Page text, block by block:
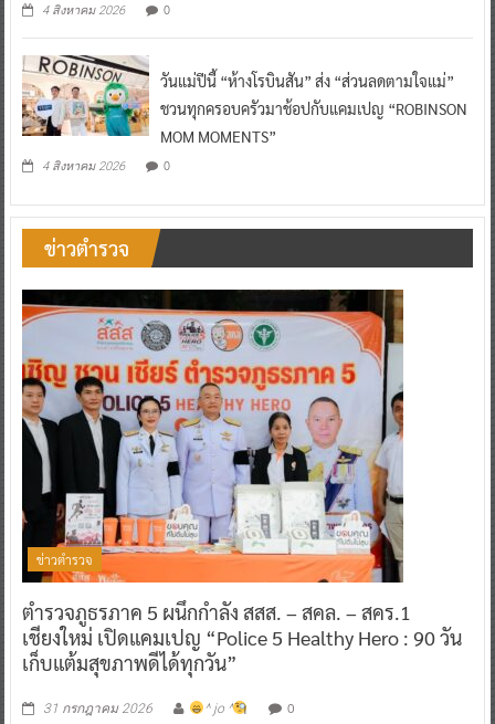
4 สิงหาคม 2026 0
วันแม่ปีนี้ “ห้างโรบินสัน” ส่ง “ส่วนลดตามใจแม่”
ชวนทุกครอบครัวมาช้อปกับแคมเปญ “ROBINSON
MOM MOMENTS”
4 สิงหาคม 2026 0
ข่าวตำรวจ
ข่าวตำรวจ
ตำรวจภูธรภาค 5 ผนึกกำลัง สสส. – สคล. – สคร.1
เชียงใหม่ เปิดแคมเปญ “Police 5 Healthy Hero : 90 วัน
เก็บแต้มสุขภาพดีได้ทุกวัน”
31 กรกฎาคม 2026 ^ jo ^ 0